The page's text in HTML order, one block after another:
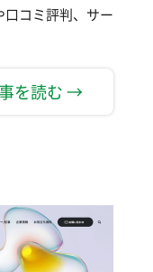
コミ評判、サー
を読む →